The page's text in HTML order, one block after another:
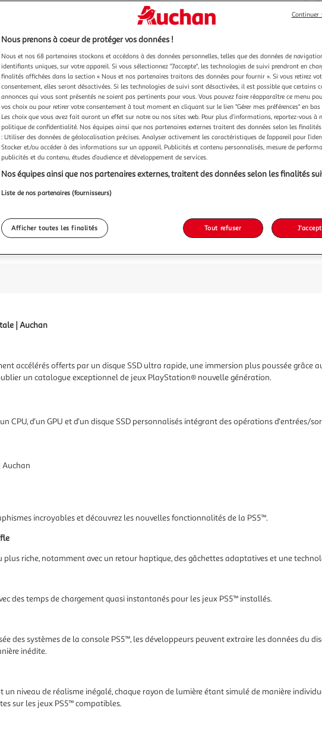
accélérés offerts par un disque SSD ultra rapide, une immersion plus poussée grâce
un catalogue exceptionnel de jeux PlayStation® nouvelle génération.
CPU, d'un GPU et d'un disque SSD personnalisés intégrant des opérations d'entrées/
incroyables et découvrez les nouvelles fonctionnalités de la PS5™.
plus riche, notamment avec un retour haptique, des gâchettes adaptatives et une
des temps de chargement quasi instantanés pour les jeux PS5™ installés.
des systèmes de la console PS5™, les développeurs peuvent extraire les données du
inédite.
un niveau de réalisme inégalé, chaque rayon de lumière étant simulé de manière
sur les jeux PS5™ compatibles.
Nous prenons à coeur de protéger vos données !
Nous et nos 68 partenaires stockons et accédons à des données personnelles, telles que des données de
identifiants uniques, sur votre appareil. Si vous sélectionnez "J'accepte", les technologies de suivi prendront en
finalités affichées dans la section « Nous et nos partenaires traitons des données pour fournir ». Si vous retirez
consentement, elles seront désactivées. Si les technologies de suivi sont désactivées, il est possible que certains
annonces qui vous sont présentés ne soient pas pertinents pour vous. Vous pouvez faire réapparaître ce menu
vos choix ou pour retirer votre consentement à tout moment en cliquant sur le lien "Gérer mes préférences" en bas
Les choix que vous avez fait auront un effet sur notre ou nos sites web. Pour plus d’informations, reportez-vous à
politique de confidentialité. Nos équipes ainsi que nos partenaires externes traitent des données selon les
: Utiliser des données de géolocalisation précises. Analyser activement les caractéristiques de l’appareil pour
Stocker et/ou accéder à des informations sur un appareil. Publicités et contenu personnalisés, mesure de
publicités et du contenu, études d’audience et développement de services.
Nos équipes ainsi que nos partenaires externes, traitent des données selon les finalités
Liste de nos partenaires (fournisseurs)
Afficher toutes les finalités Tout refuser
Continuer